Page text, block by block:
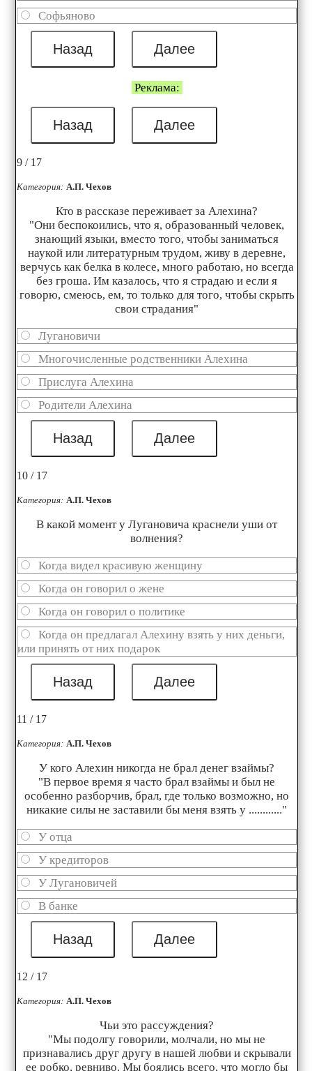
Софьяново
Реклама:
9 / 17
Категория: А.П. Чехов
Кто в рассказе переживает за Алехина?
"Они беспокоились, что я, образованный человек,
знающий языки, вместо того, чтобы заниматься
наукой или литературным трудом, живу в деревне,
верчусь как белка в колесе, много работаю, но всегда
без гроша. Им казалось, что я страдаю и если я
говорю, смеюсь, ем, то только для того, чтобы скрыть
свои страдания"
Лугановичи
Многочисленные родственники Алехина
Прислуга Алехина
Родители Алехина
10 / 17
Категория: А.П. Чехов
В какой момент у Лугановича краснели уши от
волнения?
Когда видел красивую женщину
Когда он говорил о жене
Когда он говорил о политике
Когда он предлагал Алехину взять у них деньги,
или принять от них подарок
11 / 17
Категория: А.П. Чехов
У кого Алехин никогда не брал денег взаймы?
"В первое время я часто брал взаймы и был не
особенно разборчив, брал, где только возможно, но
никакие силы не заставили бы меня взять у ............"
У отца
У кредиторов
У Лугановичей
В банке
12 / 17
Категория: А.П. Чехов
Чьи это рассуждения?
"Мы подолгу говорили, молчали, но мы не
признавались друг другу в нашей любви и скрывали
ее робко, ревниво. Мы боялись всего, что могло бы